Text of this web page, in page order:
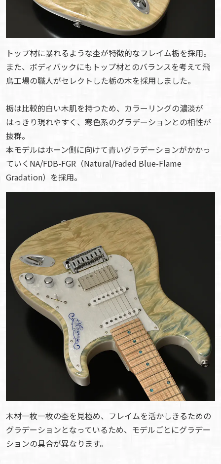
トップ材に暴れるような杢が特徴的なフレイム栃を採用。
また、ボディバックにもトップ材とのバランスを考えて飛
鳥工場の職人がセレクトした栃の木を採用しました。
栃は比較的白い木肌を持つため、カラーリングの濃淡が
はっきり現れやすく、寒色系のグラデーションとの相性が
抜群。
本モデルはホーン側に向けて青いグラデーションがかかっ
ていくNA/FDB-FGR（Natural/Faded Blue-Flame
Gradation）を採用。
木材一枚一枚の杢を見極め、フレイムを活かしきるための
グラデーションとなっているため、モデルごとにグラデー
ションの具合が異なります。